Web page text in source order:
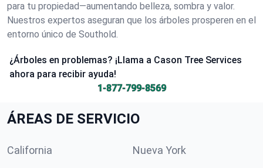
para tu propiedad—aumentando belleza, sombra y valor.
Nuestros expertos aseguran que los árboles prosperen en el
entorno único de Southold.
¿Árboles en problemas? ¡Llama a Cason Tree Services
ahora para recibir ayuda!
1-877-799-8569
ÁREAS DE SERVICIO
California Nueva York